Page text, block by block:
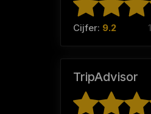
Cijfer: 9.2
TripAdvisor